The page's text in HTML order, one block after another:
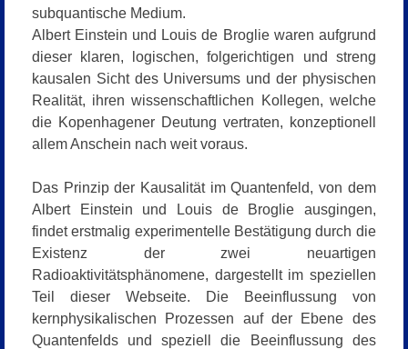
subquantische Medium.
Albert Einstein und Louis de Broglie waren aufgrund
dieser klaren, logischen, folgerichtigen und streng
kausalen Sicht des Universums und der physischen
Realität, ihren wissenschaftlichen Kollegen, welche
die Kopenhagener Deutung vertraten, konzeptionell
allem Anschein nach weit voraus.
Das Prinzip der Kausalität im Quantenfeld, von dem
Albert Einstein und Louis de Broglie ausgingen,
findet erstmalig experimentelle Bestätigung durch die
Existenz der zwei neuartigen
Radioaktivitätsphänomene, dargestellt im speziellen
Teil dieser Webseite. Die Beeinflussung von
kernphysikalischen Prozessen auf der Ebene des
Quantenfelds und speziell die Beeinflussung des